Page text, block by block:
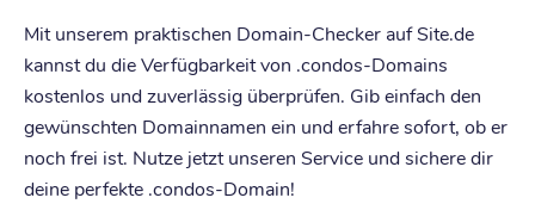
Mit unserem praktischen Domain-Checker auf Site.de
kannst du die Verfügbarkeit von .condos-Domains
kostenlos und zuverlässig überprüfen. Gib einfach den
gewünschten Domainnamen ein und erfahre sofort, ob er
noch frei ist. Nutze jetzt unseren Service und sichere dir
deine perfekte .condos-Domain!